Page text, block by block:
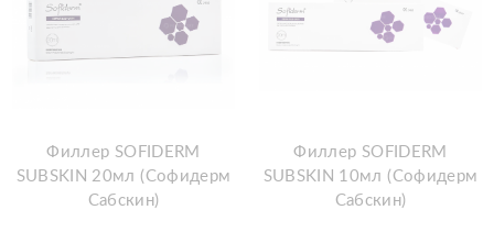
Филлер SOFIDERM
SUBSKIN 20мл (Софидерм
Сабскин)
Филлер SOFIDERM
SUBSKIN 10мл (Софидерм
Сабскин)